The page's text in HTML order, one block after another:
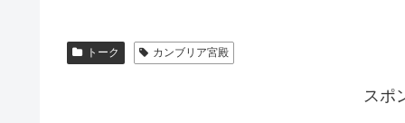
トーク カンブリア宮殿
スポ